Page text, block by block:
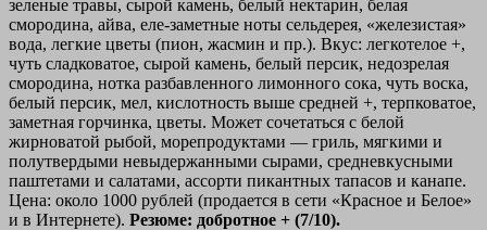
зеленые травы, сырой камень, белый нектарин, белая
смородина, айва, еле-заметные ноты сельдерея, «железистая»
вода, легкие цветы (пион, жасмин и пр.). Вкус: легкотелое +,
чуть сладковатое, сырой камень, белый персик, недозрелая
смородина, нотка разбавленного лимонного сока, чуть воска,
белый персик, мел, кислотность выше средней +, терпковатое,
заметная горчинка, цветы. Может сочетаться с белой
жирноватой рыбой, морепродуктами — гриль, мягкими и
полутвердыми невыдержанными сырами, средневкусными
паштетами и салатами, ассорти пикантных тапасов и канапе.
Цена: около 1000 рублей (продается в сети «Красное и Белое»
и в Интернете). Резюме: добротное + (7/10).